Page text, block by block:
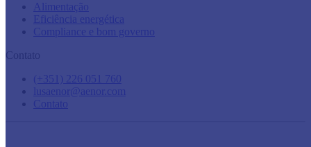
Alimentação
Eficiência energética
Compliance e bom governo
Contato
(+351) 226 051 760
lusaenor@aenor.com
Contato